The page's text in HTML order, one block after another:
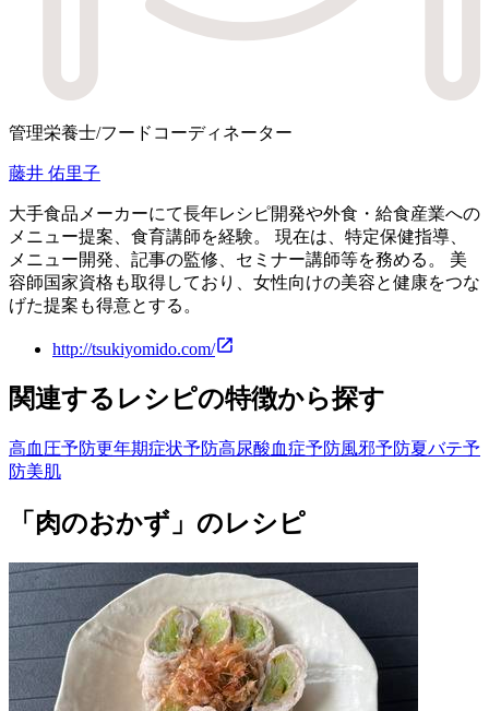
管理栄養士/フードコーディネーター
藤井 佑里子
大手食品メーカーにて長年レシピ開発や外食・給食産業への
メニュー提案、食育講師を経験。 現在は、特定保健指導、
メニュー開発、記事の監修、セミナー講師等を務める。 美
容師国家資格も取得しており、女性向けの美容と健康をつな
げた提案も得意とする。
http://tsukiyomido.com/
関連するレシピの特徴から探す
高血圧予防更年期症状予防高尿酸血症予防風邪予防夏バテ予
防美肌
「肉のおかず」のレシピ